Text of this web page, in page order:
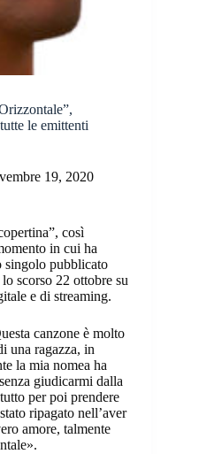
le emittenti
19, 2020
così
in cui ha
singolo pubblicato
scorso 22 ottobre su
e di streaming.
canzone è molto
una ragazza, in
la mia nomea ha
giudicarmi dalla
per poi prendere
ripagato nell’aver
amore, talmente